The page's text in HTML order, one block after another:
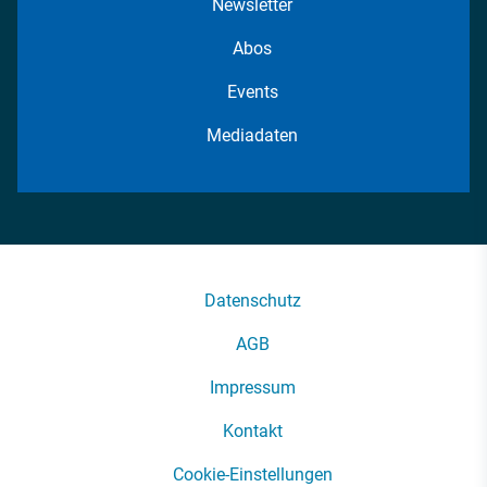
Newsletter
Abos
Events
Mediadaten
Datenschutz
AGB
Impressum
Kontakt
Cookie-Einstellungen